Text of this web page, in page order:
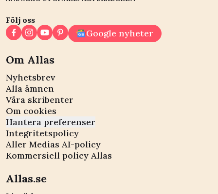
Följ oss
Google nyheter
Om Allas
Nyhetsbrev
Alla ämnen
Våra skribenter
Om cookies
Hantera preferenser
Integritetspolicy
Aller Medias AI-policy
Kommersiell policy Allas
Allas.se